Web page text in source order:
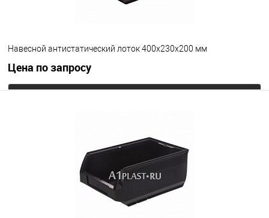
Навесной антистатический лоток 400х230х200 мм
Цена по запросу